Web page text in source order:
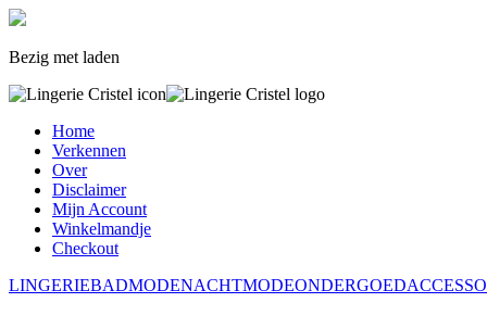
Bezig met laden
Home
Verkennen
Over
Disclaimer
Mijn Account
Winkelmandje
Checkout
LINGERIEBADMODENACHTMODEONDERGOED